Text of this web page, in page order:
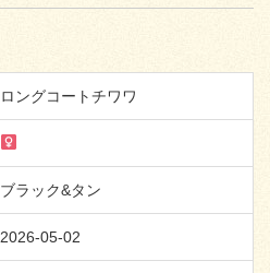
ロングコートチワワ
ブラック&タン
2026-05-02